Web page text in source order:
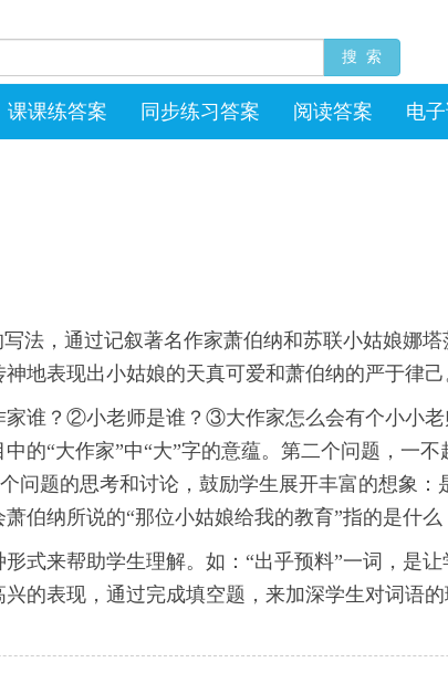
搜 索
课课练答案 同步练习答案 阅读答案 电
写法，通过记叙著名作家萧伯纳和苏联小姑娘娜
地表现出小姑娘的天真可爱和萧伯纳的严于律己
谁？②小老师是谁？③大作家怎么会有个小小
的“大作家”中“大”字的意蕴。第二个问题，一
问题的思考和讨论，鼓励学生展开丰富的想象
伯纳所说的“那位小姑娘给我的教育”指的是什么
式来帮助学生理解。如：“出乎预料”一词，是
的表现，通过完成填空题，来加深学生对词语